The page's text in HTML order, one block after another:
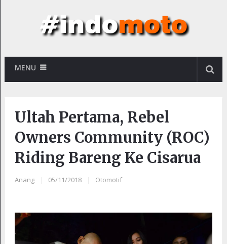
MENU
Ultah Pertama, Rebel
Owners Community (ROC)
Riding Bareng Ke Cisarua
Anang 05/11/2018 Otomotif